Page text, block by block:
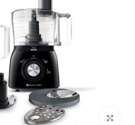
بزرگنمایی تصویر